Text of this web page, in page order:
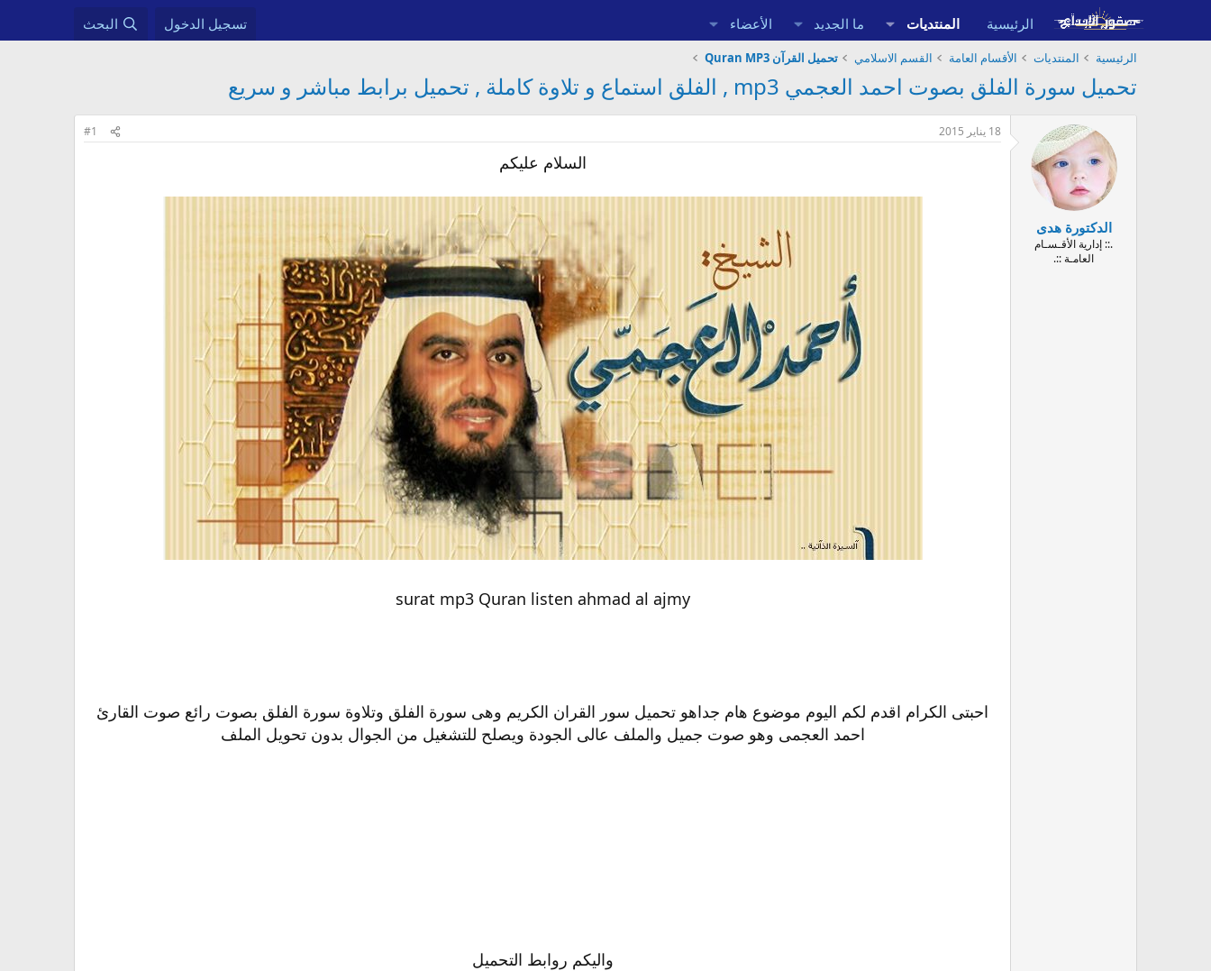
الرئيسية المنتديات ما الجديد الأعضاء تسجيل الدخول البحث
الرئيسية المنتديات الأقسام العامة القسم الاسلامي تحميل القرآن Quran MP3
تحميل سورة الفلق بصوت احمد العجمي mp3 , الفلق استماع و تلاوة كاملة , تحميل برابط مباشر و سريع
الدكتورة هدى
.:: إدارية الأقـسـام
العامـة ::.
18 يناير 2015 #1
السلام عليكم
surat mp3 Quran listen ahmad al ajmy
احبتى الكرام اقدم لكم اليوم موضوع هام جداهو تحميل سور القران الكريم وهى سورة الفلق وتلاوة سورة الفلق بصوت رائع صوت القارئ
احمد العجمى وهو صوت جميل والملف عالى الجودة ويصلح للتشغيل من الجوال بدون تحويل الملف
واليكم روابط التحميل